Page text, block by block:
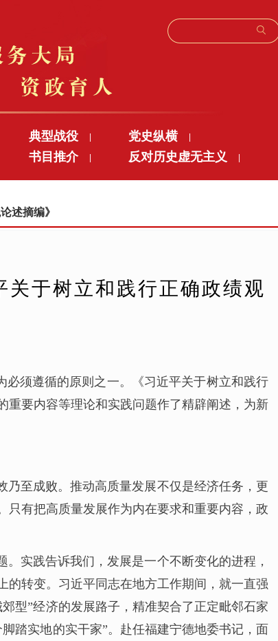
典型战役 党史纵横
书目推介 反对历史虚无主义
述摘编》
于树立和践行正确政绩观
必须遵循的原则之一。《习近平关于树立和践行
重要内容等理论和实践问题作了精辟阐述，为新
至成败。推动高质量发展不仅是经济任务，更
只有把高质量发展作为内在要求和重要内容，政
实践告诉我们，发展是一个不断变化的进程，
转变。习近平同志在地方工作期间，就一直强
型”经济的发展路子，精准契合了正定毗邻石家
踏实地的实干家”。赴任福建宁德地委书记，面